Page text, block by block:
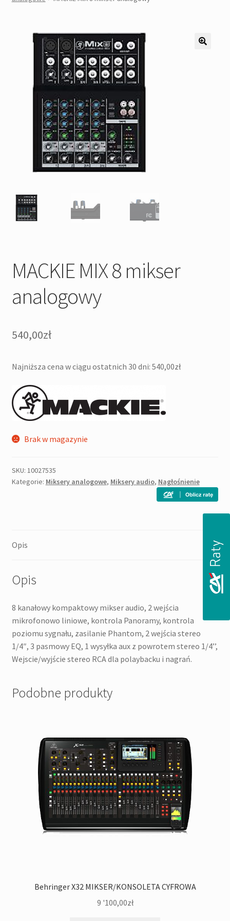
Pozostałe
Kontakt
MACKIE MIX 8 mikser
analogowy
540,00zł
Najniższa cena w ciągu ostatnich 30 dni: 540,00zł
Brak w magazynie
SKU: 10027535
Kategorie: Miksery analogowe, Miksery audio, Nagłośnienie
Opis
Opis
8 kanałowy kompaktowy mikser audio, 2 wejścia
mikrofonowo liniowe, kontrola Panoramy, kontrola
poziomu sygnału, zasilanie Phantom, 2 wejścia stereo
1/4″, 3 pasmowy EQ, 1 wysyłka aux z powrotem stereo 1/4’’,
Wejscie/wyjście stereo RCA dla polaybacku i nagrań.
Podobne produkty
Behringer X32 MIKSER/KONSOLETA CYFROWA
9 '100,00zł